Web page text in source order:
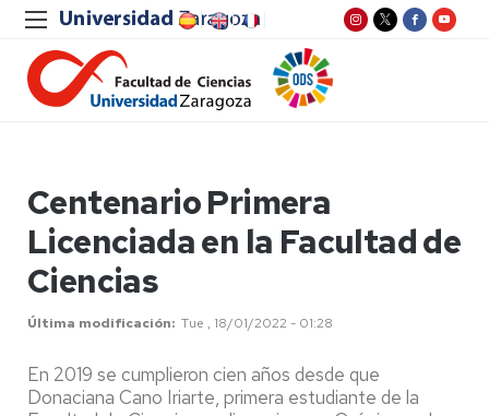
Centenario Primera
Licenciada en la Facultad de
Ciencias
Última modificación Tue , 18/01/2022 - 01:28
En 2019 se cumplieron cien años desde que
Donaciana Cano Iriarte, primera estudiante de la